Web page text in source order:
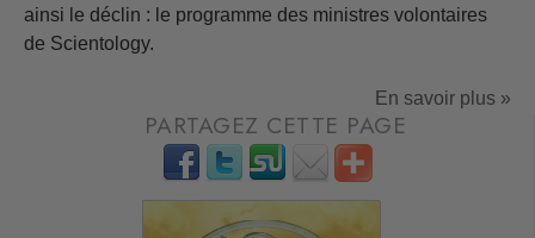
ainsi le déclin : le programme des ministres volontaires
de Scientology.
En savoir plus »
PARTAGEZ CETTE PAGE